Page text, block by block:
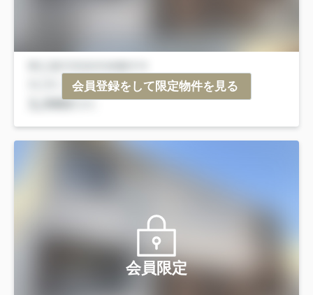
会員登録をして限定物件を見る
会員限定